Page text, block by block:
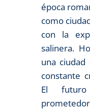
época
como
con la
salinera.
una
constante
El